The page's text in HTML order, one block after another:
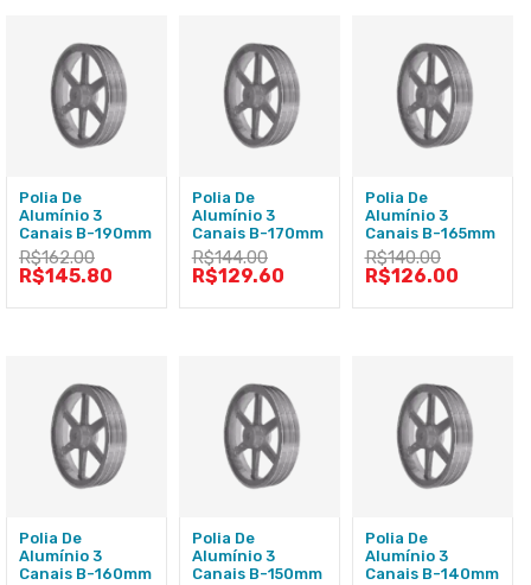
Polia De
Alumínio 3
Canais B-190mm
R$162.00
R$145.80
Polia De
Alumínio 3
Canais B-170mm
R$144.00
R$129.60
Polia De
Alumínio 3
Canais B-165mm
R$140.00
R$126.00
Polia De
Alumínio 3
Canais B-160mm
Polia De
Alumínio 3
Canais B-150mm
Polia De
Alumínio 3
Canais B-140mm